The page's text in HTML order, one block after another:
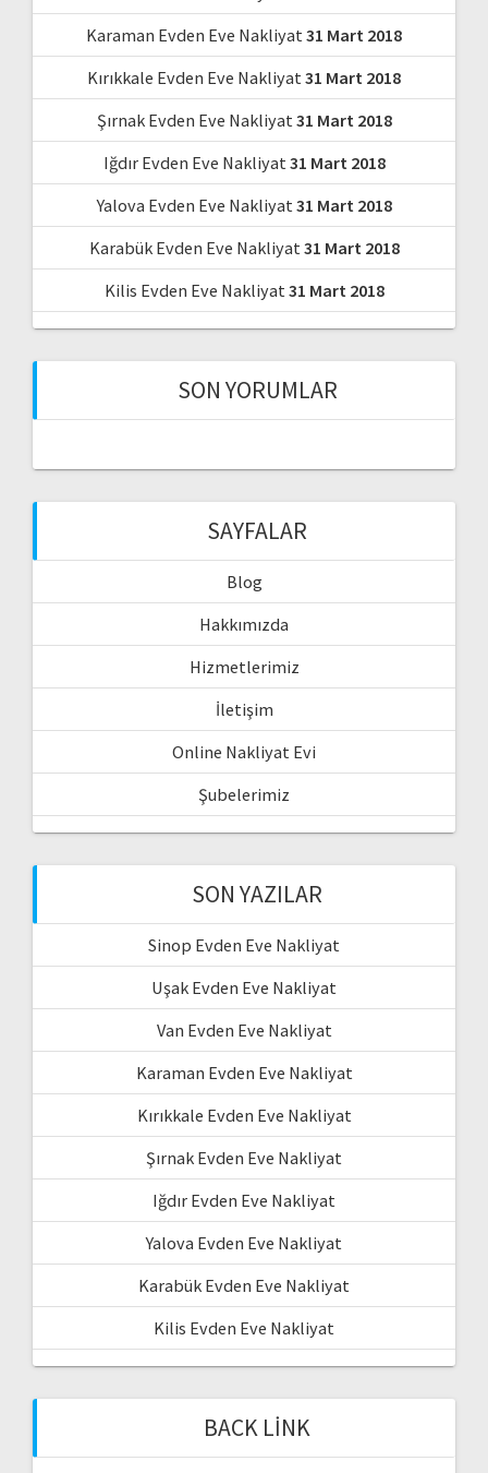
Karaman Evden Eve Nakliyat31 Mart 2018
Kırıkkale Evden Eve Nakliyat31 Mart 2018
Şırnak Evden Eve Nakliyat31 Mart 2018
Iğdır Evden Eve Nakliyat31 Mart 2018
Yalova Evden Eve Nakliyat31 Mart 2018
Karabük Evden Eve Nakliyat31 Mart 2018
Kilis Evden Eve Nakliyat31 Mart 2018
SON YORUMLAR
SAYFALAR
Blog
Hakkımızda
Hizmetlerimiz
İletişim
Online Nakliyat Evi
Şubelerimiz
SON YAZILAR
Sinop Evden Eve Nakliyat
Uşak Evden Eve Nakliyat
Van Evden Eve Nakliyat
Karaman Evden Eve Nakliyat
Kırıkkale Evden Eve Nakliyat
Şırnak Evden Eve Nakliyat
Iğdır Evden Eve Nakliyat
Yalova Evden Eve Nakliyat
Karabük Evden Eve Nakliyat
Kilis Evden Eve Nakliyat
BACK LINK